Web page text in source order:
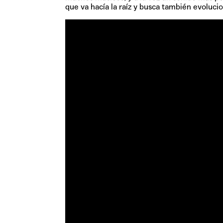
que va hacía la raíz y busca también